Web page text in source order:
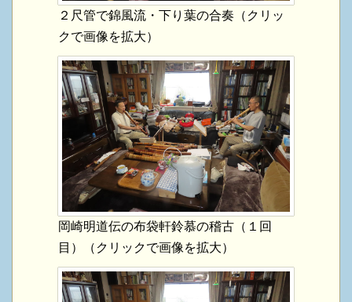
２尺管で錦風流・下り葉の合奏（クリッ
クで画像を拡大）
岡崎明道伝の布袋軒鈴慕の稽古（１回
目）（クリックで画像を拡大）